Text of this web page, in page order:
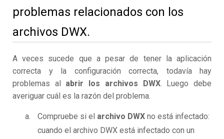
problemas relacionados con los
archivos DWX.
A veces sucede que a pesar de tener la aplicación
correcta y la configuración correcta, todavía hay
problemas al abrir los archivos DWX. Luego debe
averiguar cuál es la razón del problema.
Compruebe si el archivo DWX no está infectado:
cuando el archivo DWX está infectado con un